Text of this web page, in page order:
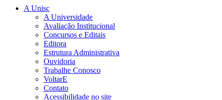
A Unisc
A Universidade
Avaliação Institucional
Concursos e Editais
Editora
Estrutura Administrativa
Ouvidoria
Trabalhe Conosco
VoltarE
Contato
Acessibilidade no site